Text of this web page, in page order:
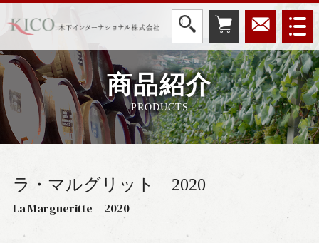
商品紹介
PRODUCTS
ラ・マルグリット 2020
La Margueritte 2020